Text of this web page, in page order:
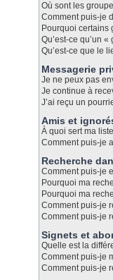
Où sont les
Comment puis-je
Pourquoi certains
Qu’est-ce qu’un
Qu’est-ce que le
Messagerie
Je ne peux pas
Je continue à
J’ai reçu un
Amis et
À quoi sert ma
Comment puis-je
Recherche
Comment puis-je
Pourquoi ma
Pourquoi ma
Comment puis-je
Comment puis-je
Signets et
Quelle est la
Comment puis-je
Comment puis-je